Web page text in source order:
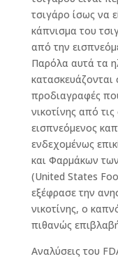
τσιγάρο ίσως να
κάπνισμα του
από την
Παρόλα αυτά τα
προδιαγραφές
νικοτίνης από
εισπνεόμενος
ενδεχομένως
και Φαρμάκων
(United States
εξέφρασε την
νικοτίνης, ο
πιθανώς
Αναλύσεις του